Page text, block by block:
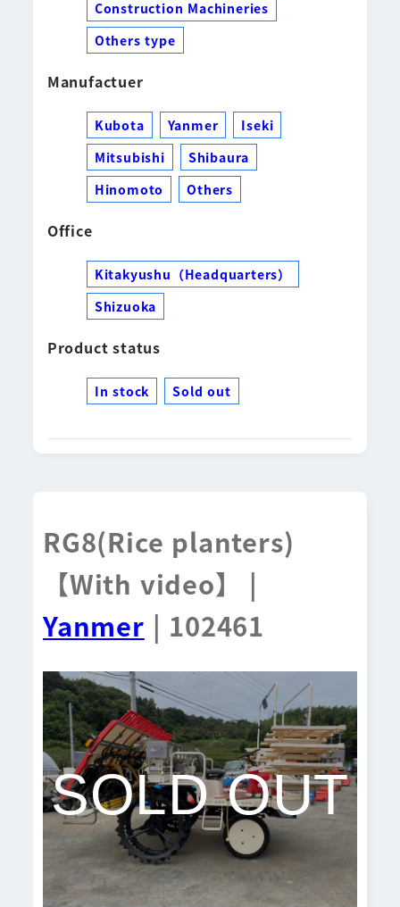
Construction Machineries
Others type
Manufactuer
Kubota Yanmer
Iseki
Mitsubishi
Shibaura
Hinomoto
Others
Office
Kitakyushu（Headquarters）
Shizuoka
Product status
In stock Sold out
RG8(Rice planters)
【With video】 |
Yanmer | 102461
SOLD OUT